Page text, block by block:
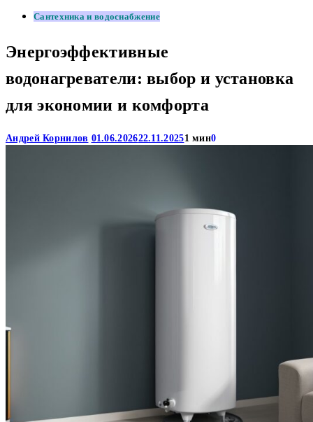
Сантехника и водоснабжение
Энергоэффективные
водонагреватели: выбор и установка
для экономии и комфорта
Андрей Корнилов 01.06.202622.11.20251 мин0